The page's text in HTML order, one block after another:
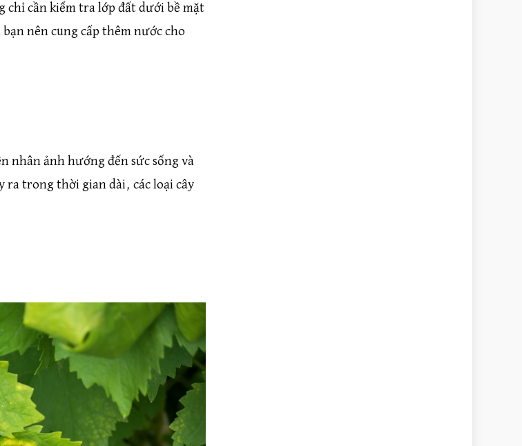
chỉ cần kiểm tra lớp đất dưới bề mặt
nên cung cấp thêm nước cho
nhân ảnh hướng đến sức sống và
ra trong thời gian dài, các loại cây